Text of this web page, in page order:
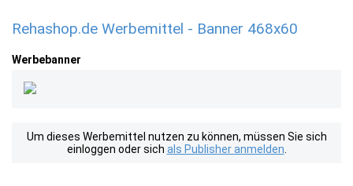
Rehashop.de Werbemittel - Banner 468x60
Werbebanner
Um dieses Werbemittel nutzen zu können, müssen Sie sich
einloggen oder sich als Publisher anmelden